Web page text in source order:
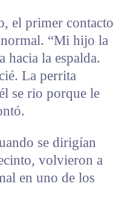
el primer contacto
“Mi hijo la
hacia la espalda.
La perrita
se rio porque le
se dirigían
volvieron a
en uno de los